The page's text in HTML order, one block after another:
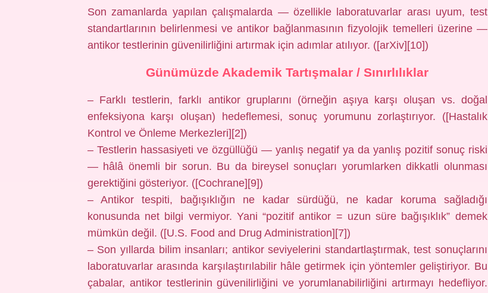
Son zamanlarda yapılan çalışmalarda — özellikle laboratuvarlar arası uyum, test
standartlarının belirlenmesi ve antikor bağlanmasının fizyolojik temelleri üzerine —
antikor testlerinin güvenilirliğini artırmak için adımlar atılıyor. ([arXiv][10])
Günümüzde Akademik Tartışmalar / Sınırlılıklar
– Farklı testlerin, farklı antikor gruplarını (örneğin aşıya karşı oluşan vs. doğal
enfeksiyona karşı oluşan) hedeflemesi, sonuç yorumunu zorlaştırıyor. ([Hastalık
Kontrol ve Önleme Merkezleri][2])
– Testlerin hassasiyeti ve özgüllüğü — yanlış negatif ya da yanlış pozitif sonuç riski
— hâlâ önemli bir sorun. Bu da bireysel sonuçları yorumlarken dikkatli olunması
gerektiğini gösteriyor. ([Cochrane][9])
– Antikor tespiti, bağışıklığın ne kadar sürdüğü, ne kadar koruma sağladığı
konusunda net bilgi vermiyor. Yani “pozitif antikor = uzun süre bağışıklık” demek
mümkün değil. ([U.S. Food and Drug Administration][7])
– Son yıllarda bilim insanları; antikor seviyelerini standartlaştırmak, test sonuçlarını
laboratuvarlar arasında karşılaştırılabilir hâle getirmek için yöntemler geliştiriyor. Bu
çabalar, antikor testlerinin güvenilirliğini ve yorumlanabilirliğini artırmayı hedefliyor.